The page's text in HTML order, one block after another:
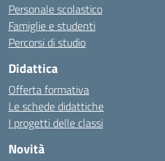
Personale scolastico
Famiglie e studenti
Percorsi di studio
Didattica
Offerta formativa
Le schede didattiche
I progetti delle classi
Novità